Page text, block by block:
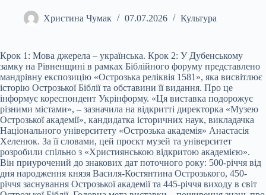
Христина Чумак 07.07.2026 Культура
Крок 1: Мова джерела – українська. Крок 2: У Дубенському
замку на Рівненщині в рамках Біблійного форуму представлено
мандрівну експозицію «Острозька реліквія 1581», яка висвітлює
історію Острозької Біблії та обставини її видання. Про це
інформує кореспондент Укрінформу. «Ця виставка подорожує
різними містами», – зазначила на відкритті директорка «Музею
Острозької академії», кандидатка історичних наук, викладачка
Національного університету «Острозька академія» Анастасія
Хеленюк. За її словами, цей проєкт музей та університет
розробили спільно з «Християнською відкритою академією».
Він приурочений до знакових дат поточного року: 500-річчя від
дня народження князя Василя-Костянтина Острозького, 450-
річчя заснування Острозької академії та 445-річчя виходу в світ